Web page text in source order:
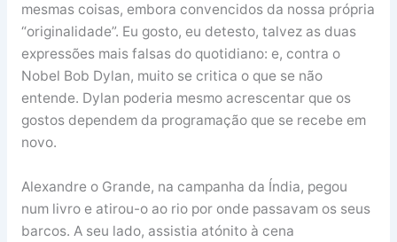
mesmas coisas, embora convencidos da nossa própria
“originalidade”. Eu gosto, eu detesto, talvez as duas
expressões mais falsas do quotidiano: e, contra o
Nobel Bob Dylan, muito se critica o que se não
entende. Dylan poderia mesmo acrescentar que os
gostos dependem da programação que se recebe em
novo.
Alexandre o Grande, na campanha da Índia, pegou
num livro e atirou-o ao rio por onde passavam os seus
barcos. A seu lado, assistia atónito à cena